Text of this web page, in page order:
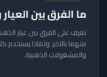
ما الفرق بين
تعرف على الفرق بين عيار
منهما بالآخر، ولماذا يستخدم
والمشغولات الذهبية.